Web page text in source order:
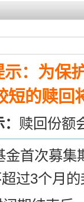
示：为保
短的赎回
赎回份额
金首次募集
过3个月